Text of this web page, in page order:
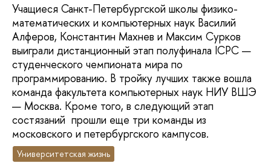
Учащиеся Санкт-Петербургской школы физико-
математических и компьютерных наук Василий
Алферов, Константин Махнев и Максим Сурков
выиграли дистанционный этап полуфинала ICPC —
студенческого чемпионата мира по
программированию. В тройку лучших также вошла
команда факультета компьютерных наук НИУ ВШЭ
— Москва. Кроме того, в следующий этап
состязаний прошли еще три команды из
московского и петербургского кампусов.
Университетская жизнь